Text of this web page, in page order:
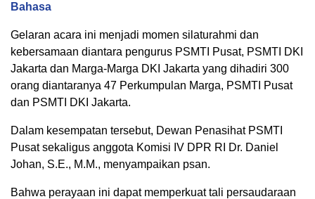
Bahasa
Gelaran acara ini menjadi momen silaturahmi dan
kebersamaan diantara pengurus PSMTI Pusat, PSMTI DKI
Jakarta dan Marga-Marga DKI Jakarta yang dihadiri 300
orang diantaranya 47 Perkumpulan Marga, PSMTI Pusat
dan PSMTI DKI Jakarta.
Dalam kesempatan tersebut, Dewan Penasihat PSMTI
Pusat sekaligus anggota Komisi IV DPR RI Dr. Daniel
Johan, S.E., M.M., menyampaikan psan.
Bahwa perayaan ini dapat memperkuat tali persaudaraan